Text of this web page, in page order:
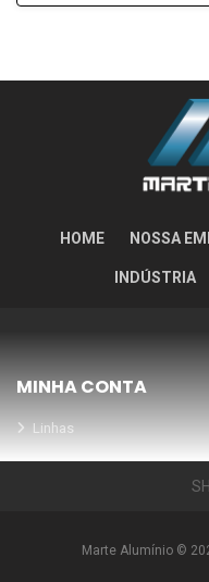
HOME NOSSA
INDÚSTRIA
MINHA CONTA
Linhas
Meus Orçamentos
Condições Especiais
Marte Alumínio ©